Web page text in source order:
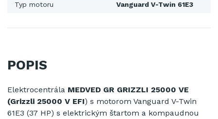
Typ motoru Vanguard V-Twin 61E3
POPIS
Elektrocentrála MEDVED GR GRIZZLI 25000 VE
(Grizzli 25000 V EFI) s motorom Vanguard V-Twin
61E3 (37 HP) s elektrickým štartom a kompaudnou